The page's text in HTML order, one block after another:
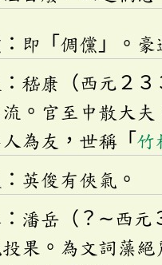
即「倜儻」。
嵇康（西元２
。官至中散大
為友，世稱「 竹
英俊有俠氣。
潘岳（？∼西元
投果。為文詞藻